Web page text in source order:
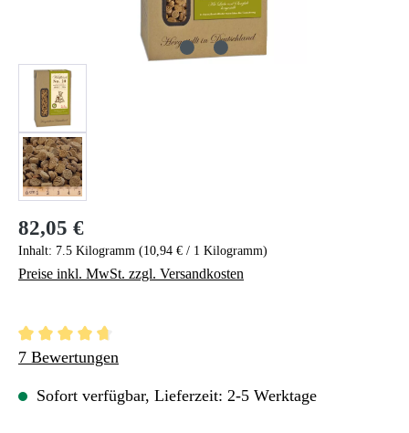
Regulärer Preis:
82,05 €
Inhalt: 7.5 Kilogramm (10,94 € / 1 Kilogramm)
Preise inkl. MwSt. zzgl. Versandkosten
Durchschnittliche Bewertung von 4.64 von 5 Sternen
7 Bewertungen
Sofort verfügbar, Lieferzeit: 2-5 Werktage